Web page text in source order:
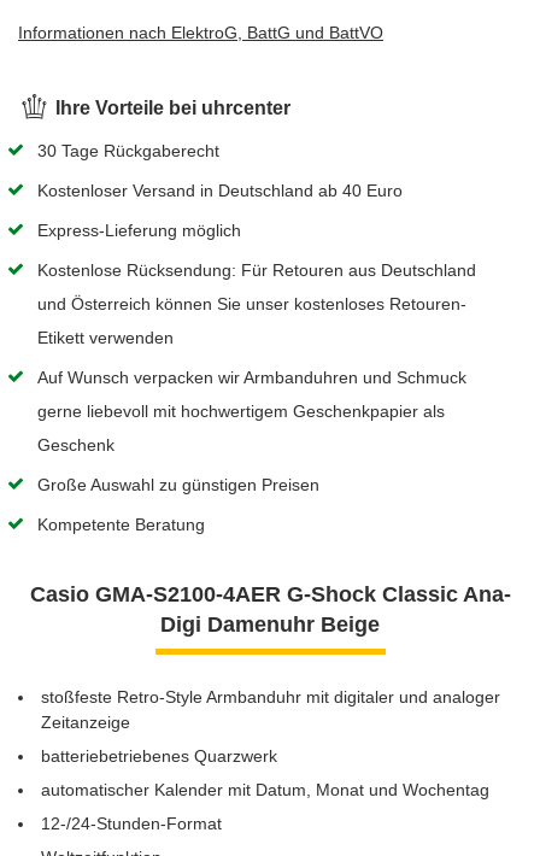
Informationen nach ElektroG, BattG und BattVO
Ihre Vorteile bei uhrcenter
30 Tage Rückgaberecht
Kostenloser Versand in Deutschland ab 40 Euro
Express-Lieferung möglich
Kostenlose Rücksendung: Für Retouren aus Deutschland
und Österreich können Sie unser kostenloses Retouren-
Etikett verwenden
Auf Wunsch verpacken wir Armbanduhren und Schmuck
gerne liebevoll mit hochwertigem Geschenkpapier als
Geschenk
Große Auswahl zu günstigen Preisen
Kompetente Beratung
Casio GMA-S2100-4AER G-Shock Classic Ana-
Digi Damenuhr Beige
stoßfeste Retro-Style Armbanduhr mit digitaler und analoger
Zeitanzeige
batteriebetriebenes Quarzwerk
automatischer Kalender mit Datum, Monat und Wochentag
12-/24-Stunden-Format